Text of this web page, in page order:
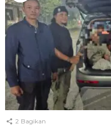
2 Bagikan